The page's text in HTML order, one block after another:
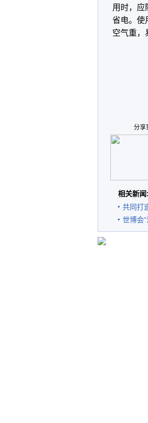
用时，应
省电。使
空气重，
分享
相关新闻:
共同打
世博会